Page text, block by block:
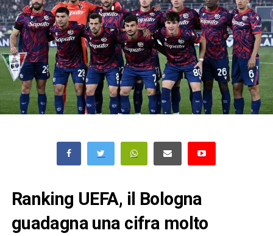
Ranking UEFA, il Bologna
guadagna una cifra molto